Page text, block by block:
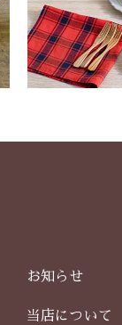
お知らせ
当店について